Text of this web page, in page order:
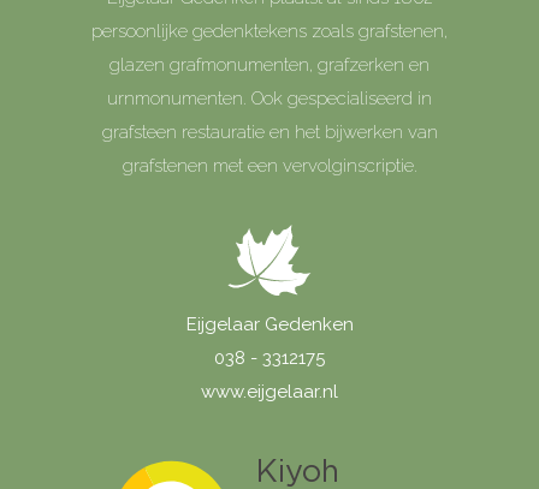
persoonlijke gedenktekens zoals grafstenen,
glazen grafmonumenten, grafzerken en
urnmonumenten. Ook gespecialiseerd in
grafsteen restauratie en het bijwerken van
grafstenen met een vervolginscriptie.
Eijgelaar Gedenken
038 - 3312175
www.eijgelaar.nl